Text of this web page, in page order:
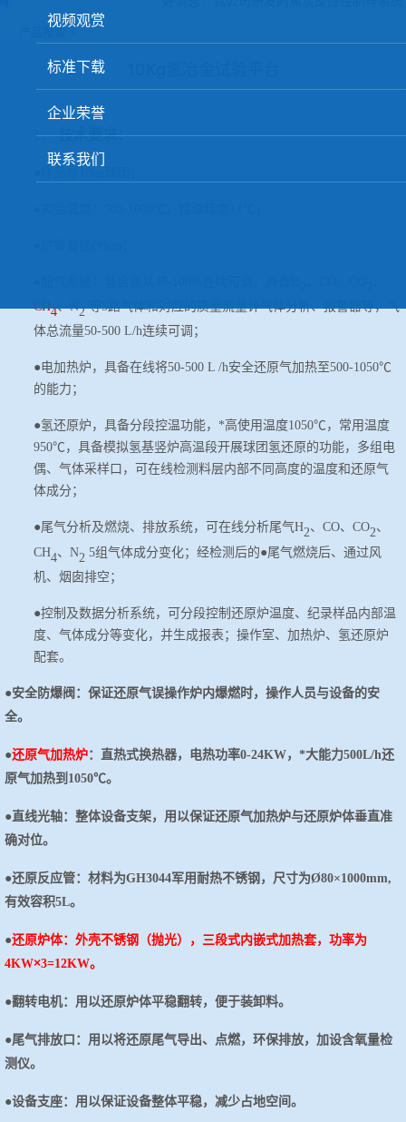
冶金渣、保护渣等高温物性检测设备
冶金石灰活性度测定仪
矿石、焦炭物理检测及制样设备
视频观赏
标准下载
企业荣誉
联系我们
产品搜索 >
1、技术要求：
CH4、N2 等5路气体和对应的质量流量计气体分析、报警器等，气
体总流量50-500 L/h连续可调；
●电加热炉，具备在线将50-500 L /h安全还原气加热至500-1050℃
的能力；
●氢还原炉，具备分段控温功能，*高使用温度1050℃，常用温度
950℃，具备模拟氢基竖炉高温段开展球团氢还原的功能，多组电
偶、气体采样口，可在线检测料层内部不同高度的温度和还原气
体成分；
●尾气分析及燃烧、排放系统，可在线分析尾气H2、CO、CO2、
CH4、N25组气体成分变化；经检测后的●尾气燃烧后、通过风
机、烟囱排空；
●控制及数据分析系统，可分段控制还原炉温度、纪录样品内部温
度、气体成分等变化，并生成报表；操作室、加热炉、氢还原炉
配套。
●安全防爆阀：保证还原气误操作炉内爆燃时，操作人员与设备的安
全。
●还原气加热炉：直热式换热器，电热功率0-24KW，*大能力500L/h还
原气加热到1050℃。
●直线光轴：整体设备支架，用以保证还原气加热炉与还原炉体垂直准
确对位。
●还原反应管：材料为GH3044军用耐热不锈钢，尺寸为Ø80×1000mm,
有效容积5L。
●还原炉体：外壳不锈钢（抛光），三段式内嵌式加热套，功率为
4KW×3=12KW。
●翻转电机：用以还原炉体平稳翻转，便于装卸料。
●尾气排放口：用以将还原尾气导出、点燃，环保排放，加设含氧量检
测仪。
●设备支座：用以保证设备整体平稳，减少占地空间。